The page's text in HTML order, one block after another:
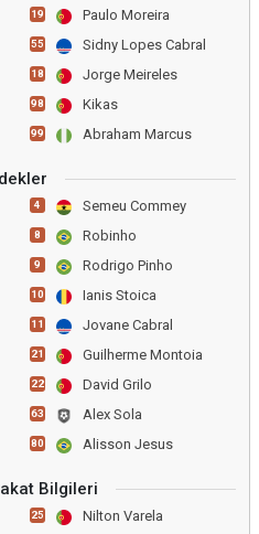
19 Paulo Moreira
55 Sidny Lopes Cabral
18 Jorge Meireles
98 Kikas
99 Abraham Marcus
4 Semeu Commey
8 Robinho
9 Rodrigo Pinho
10 Ianis Stoica
11 Jovane Cabral
21 Guilherme Montoia
22 David Grilo
63 Alex Sola
80 Alisson Jesus
Bilgileri
25 Nilton Varela